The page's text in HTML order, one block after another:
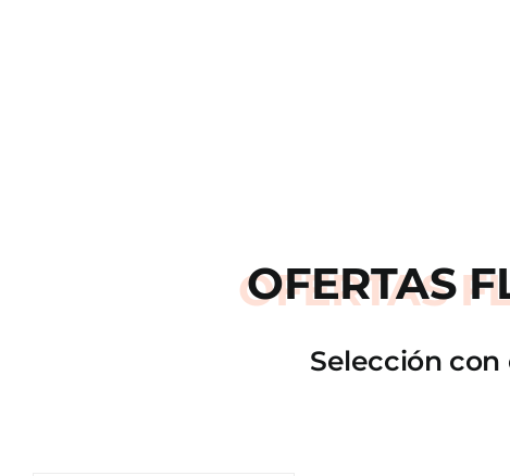
OFERTAS
Selección